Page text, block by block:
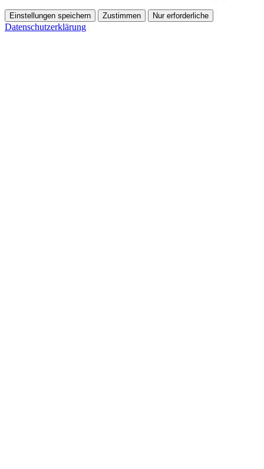
Einstellungen speichern Zustimmen Nur erforderliche
Datenschutzerklärung